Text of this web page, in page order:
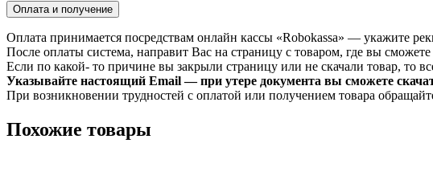
Оплата и получение
Оплата принимается посредствам онлайн кассы «Robokassa» — укажите
После оплаты система, направит Вас на страницу с товаром, где вы сможете
Если по какой- то причине вы закрыли страницу или не скачали товар, то
Указывайте настоящий Email — при утере документа вы сможете
При возникновении трудностей с оплатой или получением товара
Похожие товары